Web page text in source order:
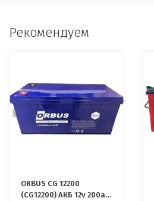
Рекомендуем
ORBUS CG 12200
(CG12200) АКБ 12v 200ah